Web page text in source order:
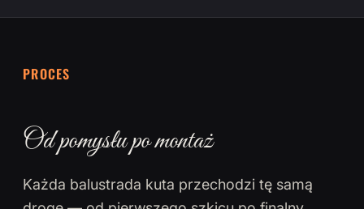
PROCES
Od pomysłu po montaż
Każda balustrada kuta przechodzi tę samą